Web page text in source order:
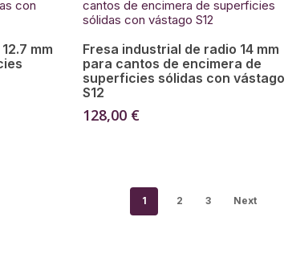
mm
Añadir Al Carrito
Fresa industrial de radio 14 mm
para cantos de encimera de
superficies sólidas con vástago
S12
128,00 €
1 2 3 Next